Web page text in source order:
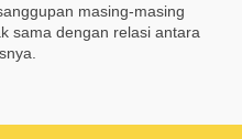
masing-masing
sama dengan relasi antara